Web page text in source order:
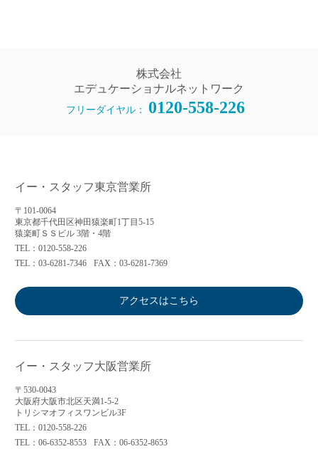
株式会社
エデュケーショナルネットワーク
フリーダイヤル： 0120-558-226
イー・スタッフ東京営業所
〒101-0064
東京都千代田区神田猿楽町1丁目5-15
猿楽町ＳＳビル 3階・4階
TEL：0120-558-226
TEL：03-6281-7346
FAX：03-6281-7369
アクセスはこちら
イー・スタッフ大阪営業所
〒530-0043
大阪府大阪市北区天満1-5-2
トリシマオフィスワンビル3F
TEL：0120-558-226
TEL：06-6352-8553
FAX：06-6352-8653